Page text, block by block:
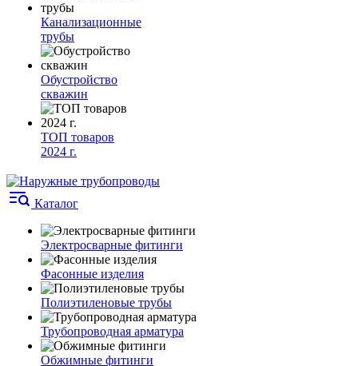
Канализационные
трубы
Обустройство
скважин
ТОП товаров
2024 г.
Каталог
Электросварные фитинги
Фасонные изделия
Полиэтиленовые трубы
Трубопроводная арматура
Обжимные фитинги